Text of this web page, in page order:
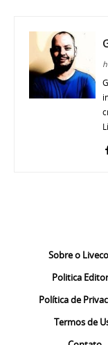
Sobre o
Politica
Política de
Termos de